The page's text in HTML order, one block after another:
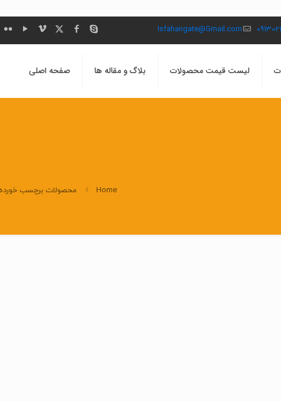
Isfahangate@Gmail.com
لیست قیمت محصولات بلاگ و مقاله ها صفحه اصلی
Home محصولات برچسب